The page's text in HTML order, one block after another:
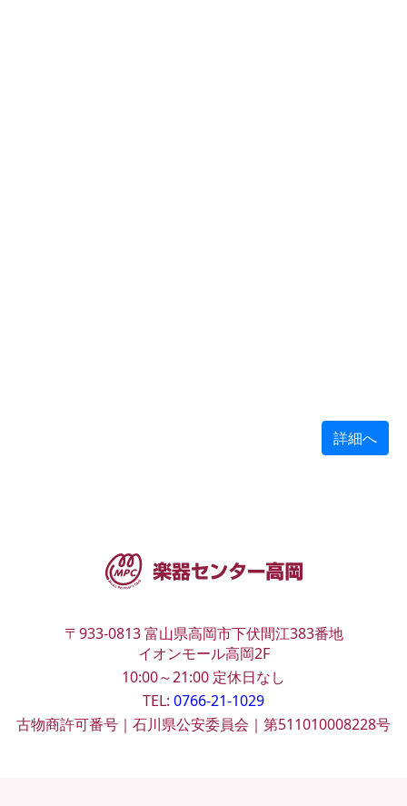
詳細へ
〒933-0813 富山県高岡市下伏間江383番地
イオンモール高岡2F
10:00～21:00 定休日なし
TEL: 0766-21-1029
古物商許可番号｜石川県公安委員会｜第511010008228号